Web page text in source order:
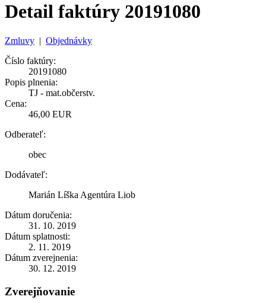
Detail faktúry 20191080
Zmluvy | Objednávky
Číslo faktúry:
20191080
Popis plnenia:
TJ - mat.občerstv.
Cena:
46,00 EUR
Odberateľ:
obec
Dodávateľ:
Marián Líška Agentúra Liob
Dátum doručenia:
31. 10. 2019
Dátum splatnosti:
2. 11. 2019
Dátum zverejnenia:
30. 12. 2019
Zverejňovanie